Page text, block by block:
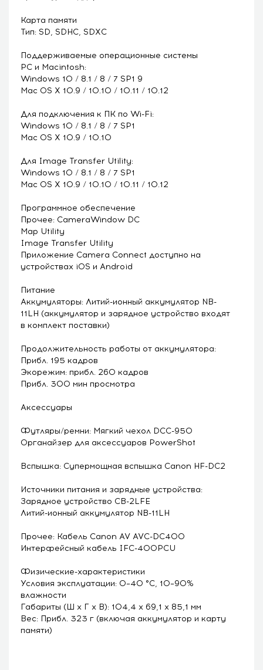
Карта памяти
Тип: SD, SDHC, SDXC
Поддерживаемые операционные системы
PC и Macintosh:
Windows 10 / 8.1 / 8 / 7 SP1 9
Mac OS X 10.9 / 10.10 / 10.11 / 10.12
Для подключения к ПК по Wi-Fi:
Windows 10 / 8.1 / 8 / 7 SP1
Mac OS X 10.9 / 10.10
Для Image Transfer Utility:
Windows 10 / 8.1 / 8 / 7 SP1
Mac OS X 10.9 / 10.10 / 10.11 / 10.12
Программное обеспечение
Прочее: CameraWindow DC
Map Utility
Image Transfer Utility
Приложение Camera Connect доступно на
устройствах iOS и Android
Питание
Аккумуляторы: Литий-ионный аккумулятор NB-
11LH (аккумулятор и зарядное устройство входят
в комплект поставки)
Продолжительность работы от аккумулятора:
Прибл. 195 кадров
Экорежим: прибл. 260 кадров
Прибл. 300 мин просмотра
Аксессуары
Футляры/ремни: Мягкий чехол DCC-950
Органайзер для аксессуаров PowerShot
Вспышка: Супермощная вспышка Canon HF-DC2
Источники питания и зарядные устройства:
Зарядное устройство CB-2LFE
Литий-ионный аккумулятор NB-11LH
Прочее: Кабель Canon AV AVC-DC400
Интерфейсный кабель IFC-400PCU
Физические-характеристики
Условия эксплуатации: 0–40 °C, 10–90%
влажности
Габариты (Ш x Г x В): 104,4 x 69,1 x 85,1 мм
Вес: Прибл. 323 г (включая аккумулятор и карту
памяти)